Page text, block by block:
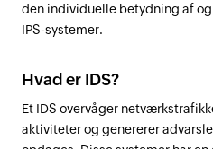
den individuelle betydning af
IPS-systemer.
Hvad er IDS?
Et IDS overvåger
aktiviteter og genererer